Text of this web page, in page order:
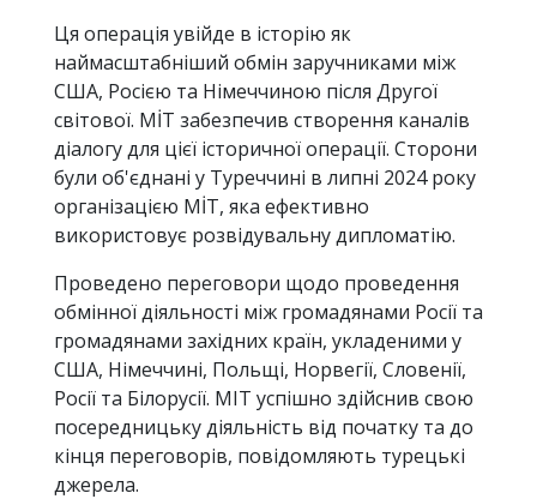
Ця операція увійде в історію як
наймасштабніший обмін заручниками між
США, Росією та Німеччиною після Другої
світової. MİT забезпечив створення каналів
діалогу для цієї історичної операції. Сторони
були об'єднані у Туреччині в липні 2024 року
організацією MİT, яка ефективно
використовує розвідувальну дипломатію.
Проведено переговори щодо проведення
обмінної діяльності між громадянами Росії та
громадянами західних країн, укладеними у
США, Німеччині, Польщі, Норвегії, Словенії,
Росії та Білорусії. МІТ успішно здійснив свою
посередницьку діяльність від початку та до
кінця переговорів, повідомляють турецькі
джерела.